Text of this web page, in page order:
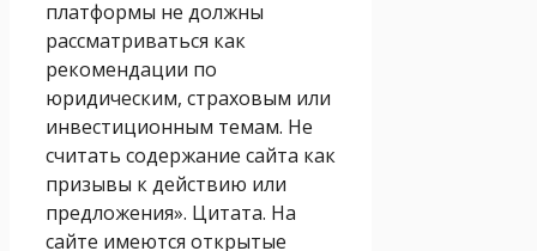
платформы не должны
рассматриваться как
рекомендации по
юридическим, страховым или
инвестиционным темам. Не
считать содержание сайта как
призывы к действию или
предложения». Цитата. На
сайте имеются открытые